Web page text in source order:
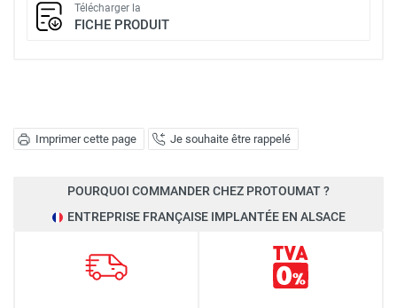
Imprimer cette page Je souhaite être rappelé
Télécharger la
FICHE PRODUIT
POURQUOI COMMANDER CHEZ PROTOUMAT ?
ENTREPRISE FRANÇAISE IMPLANTÉE EN ALSACE